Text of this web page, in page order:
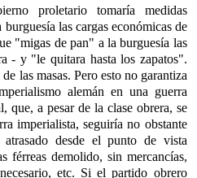
proletario tomaría medidas
las cargas económicas de
"migas de pan" a la burguesía las
- y "le quitara hasta los zapatos".
las masas. Pero esto no garantiza
alemán en una guerra
que, a pesar de la clase obrera, se
imperialista, seguiría no obstante
desde el punto de vista
férreas demolido, sin mercancías,
etc. Si el partido obrero